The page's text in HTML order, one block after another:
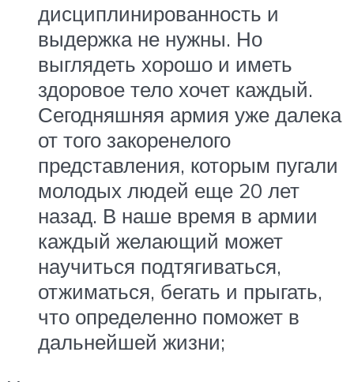
дисциплинированность и
выдержка не нужны. Но
выглядеть хорошо и иметь
здоровое тело хочет каждый.
Сегодняшняя армия уже далека
от того закоренелого
представления, которым пугали
молодых людей еще 20 лет
назад. В наше время в армии
каждый желающий может
научиться подтягиваться,
отжиматься, бегать и прыгать,
что определенно поможет в
дальнейшей жизни;